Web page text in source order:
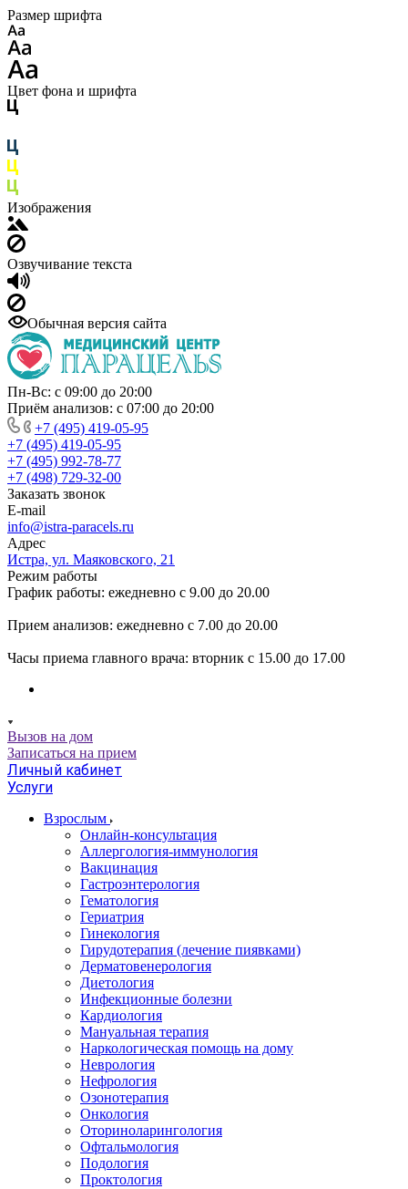
Размер шрифта
Цвет фона и шрифта
Изображения
Озвучивание текста
Обычная версия сайта
Пн-Вс: с 09:00 до 20:00
Приём анализов: с 07:00 до 20:00
+7 (495) 419-05-95
+7 (495) 419-05-95
+7 (495) 992-78-77
+7 (498) 729-32-00
Заказать звонок
E-mail
info@istra-paracels.ru
Адрес
Истра, ул. Маяковского, 21
Режим работы
График работы: ежедневно с 9.00 до 20.00
Прием анализов: ежедневно с 7.00 до 20.00
Часы приема главного врача: вторник с 15.00 до 17.00
Вызов на дом
Записаться на прием
Личный кабинет
Услуги
Взрослым
Онлайн-консультация
Аллергология-иммунология
Вакцинация
Гастроэнтерология
Гематология
Гериатрия
Гинекология
Гирудотерапия (лечение пиявками)
Дерматовенерология
Диетология
Инфекционные болезни
Кардиология
Мануальная терапия
Наркологическая помощь на дому
Неврология
Нефрология
Озонотерапия
Онкология
Оториноларингология
Офтальмология
Подология
Проктология